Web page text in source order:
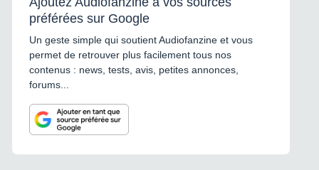
préférées sur Google
Un geste simple qui soutient Audiofanzine et vous
permet de retrouver plus facilement tous nos
contenus : news, tests, avis, petites annonces,
forums...